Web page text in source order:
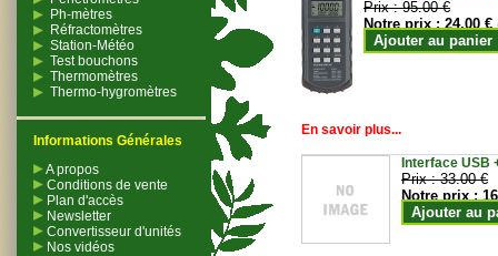
Ph-mètres
Réfractomètres
Station-Météo
Test bouchons
Thermomètres
Thermo-hygromètres
Informations Générales
A propos
Conditions de vente
Plan d'accès
Newsletter
Convertisseur d'unités
Nos vidéos
Prix :95.00 €
Notre prix :24.00 €
Ajouter au panier
En savoir plus...
Interface USB
Prix :33.00 €
Notre prix :
Ajouter au